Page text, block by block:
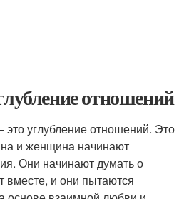
отношений
углубление отношений. Это
и женщина начинают
Они начинают думать о
вместе, и они пытаются